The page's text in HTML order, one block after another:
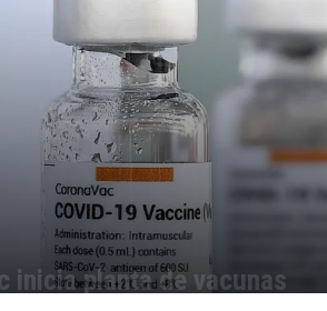
inicia planta de vacunas